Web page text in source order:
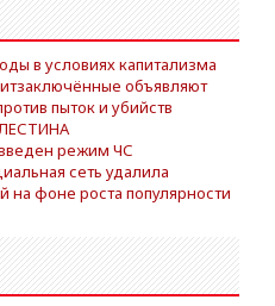
в условиях капитализма
объявляют
пыток и убийств
режим ЧС
сеть удалила
на фоне роста популярности